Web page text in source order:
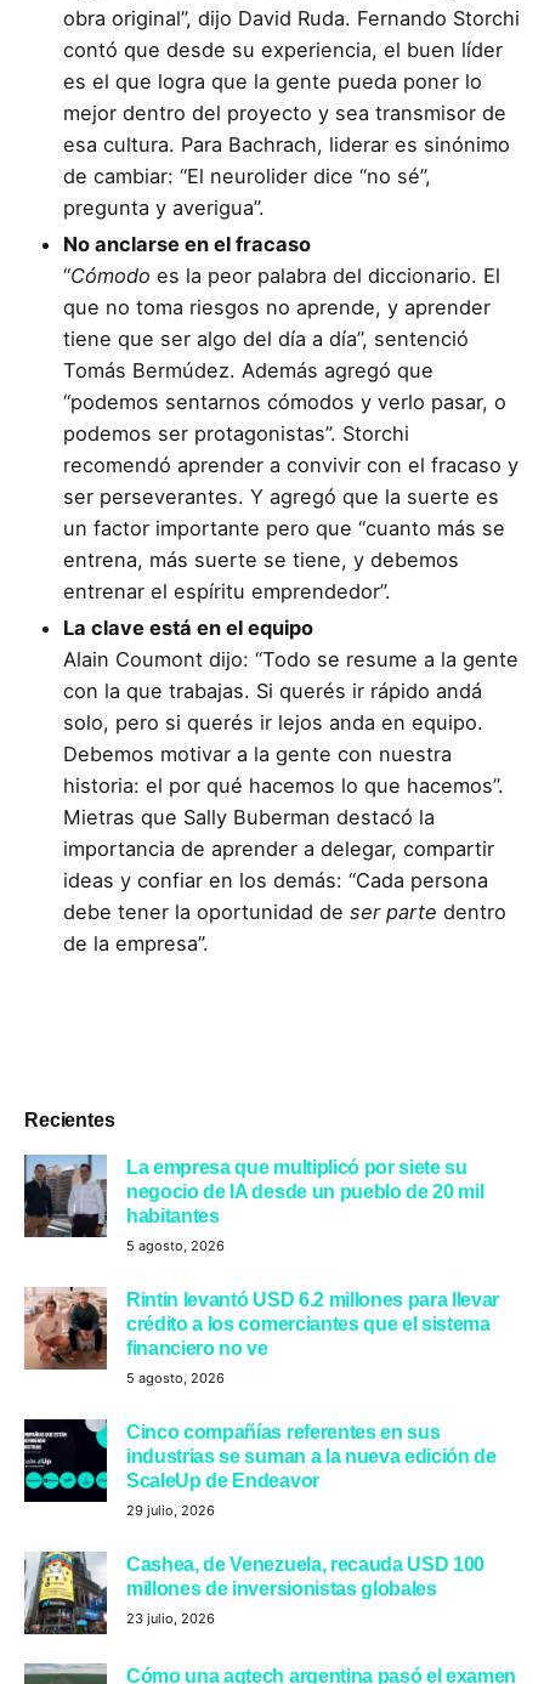
Recientes
La empresa que multiplicó por siete su
negocio de IA desde un pueblo de 20 mil
habitantes
5 agosto, 2026
Rintin levantó USD 6.2 millones para llevar
crédito a los comerciantes que el sistema
financiero no ve
5 agosto, 2026
Cinco compañías referentes en sus
industrias se suman a la nueva edición de
ScaleUp de Endeavor
29 julio, 2026
Cashea, de Venezuela, recauda USD 100
millones de inversionistas globales
23 julio, 2026
Cómo una agtech argentina pasó el examen
obra original”, dijo David Ruda. Fernando Storchi
contó que desde su experiencia, el buen líder
es el que logra que la gente pueda poner lo
mejor dentro del proyecto y sea transmisor de
esa cultura. Para Bachrach, liderar es sinónimo
de cambiar: “El neurolider dice “no sé”,
pregunta y averigua”.
No anclarse en el fracaso
“Cómodo es la peor palabra del diccionario. El
que no toma riesgos no aprende, y aprender
tiene que ser algo del día a día”, sentenció
Tomás Bermúdez. Además agregó que
“podemos sentarnos cómodos y verlo pasar, o
podemos ser protagonistas”. Storchi
recomendó aprender a convivir con el fracaso y
ser perseverantes. Y agregó que la suerte es
un factor importante pero que “cuanto más se
entrena, más suerte se tiene, y debemos
entrenar el espíritu emprendedor”.
La clave está en el equipo
Alain Coumont dijo: “Todo se resume a la gente
con la que trabajas. Si querés ir rápido andá
solo, pero si querés ir lejos anda en equipo.
Debemos motivar a la gente con nuestra
historia: el por qué hacemos lo que hacemos”.
Mietras que Sally Buberman destacó la
importancia de aprender a delegar, compartir
ideas y confiar en los demás: “Cada persona
debe tener la oportunidad de ser parte dentro
de la empresa”.